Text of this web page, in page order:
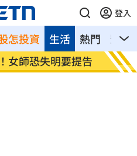
登入
怎投資 熱門 影音
生活
女師恐失明要提告
新北
性